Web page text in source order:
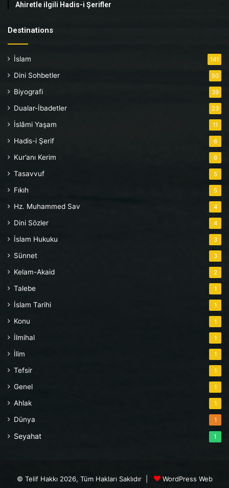
Ahiretle ilgili Hadis-i Şerifler
Destinations
İslam 141
Dini Sohbetler 50
Biyografi 39
Dualar-İbadetler 23
İslâmi Yaşam 11
Hadis-i Şerif 6
Kur’anı Kerim 6
Tasavvuf 5
Fıkıh 5
Hz. Muhammed Sav 4
Dini Sözler 4
İslam Hukuku 3
Sünnet 3
Kelam-Akaid 2
Talebe 1
İslam Tarihi 1
Konu 1
İlmihal 1
İlim 1
Tefsir 1
Genel 1
Ahlak 1
Dünya 1
Seyahat 1
© Telif Hakkı 2026, Tüm Hakları Saklıdır | WordPress Web